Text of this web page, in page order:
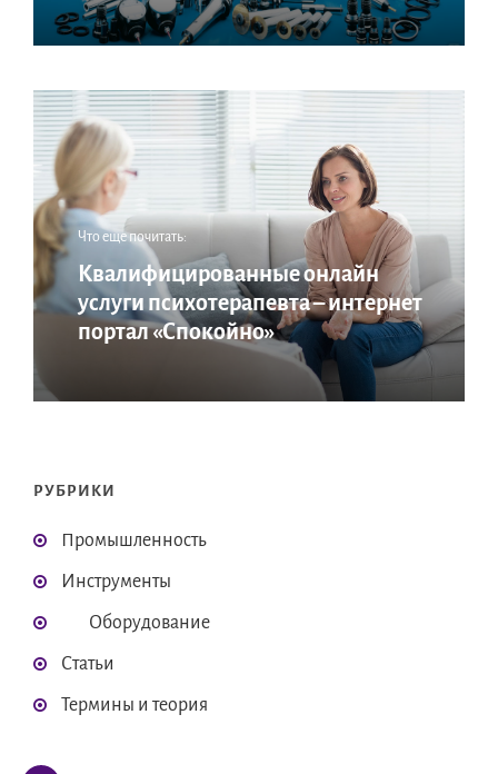
Что еще почитать:
Квалифицированные онлайн
услуги психотерапевта – интернет
портал «Спокойно»
РУБРИКИ
Промышленность
Инструменты
Оборудование
Статьи
Термины и теория